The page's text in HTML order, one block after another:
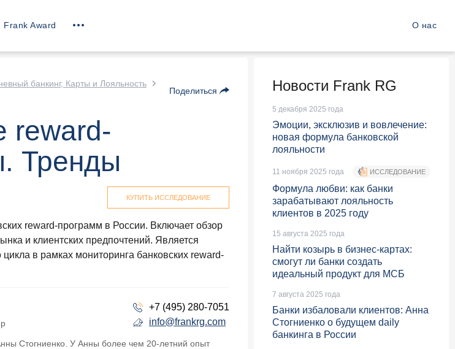
Frank Award О нас
банкинг, Карты и Лояльность
Поделиться
reward-
Тренды
КУПИТЬ ИССЛЕДОВАНИЕ
reward-программ в России. Включает обзор
и клиентских предпочтений. Является
в рамках мониторинга банковских reward-
+7 (495) 280-7051
info@frankrg.com
Стогниенко. У Анны более чем 20-летний опыт
Новости Frank RG
5 декабря 2025 года
Эмоции, эксклюзив и вовлечение:
новая формула банковской
лояльности
11 ноября 2025 года ИССЛЕДОВАНИЕ
Формула любви: как банки
зарабатывают лояльность
клиентов в 2025 году
15 августа 2025 года
Найти козырь в бизнес-картах:
смогут ли банки создать
идеальный продукт для МСБ
7 августа 2025 года
Банки избаловали клиентов: Анна
Стогниенко о будущем daily
банкинга в России